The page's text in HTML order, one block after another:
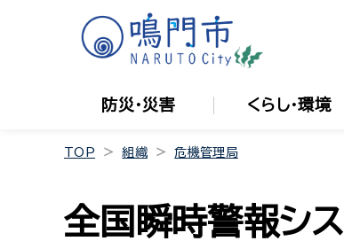
防災・災害 くらし・環境
TOP 組織 危機管理局
全国瞬時警報シス